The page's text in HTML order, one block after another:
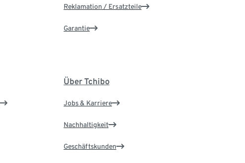
Reklamation / Ersatzteile
Garantie
Über Tchibo
Jobs & Karriere
Nachhaltigkeit
Geschäftskunden